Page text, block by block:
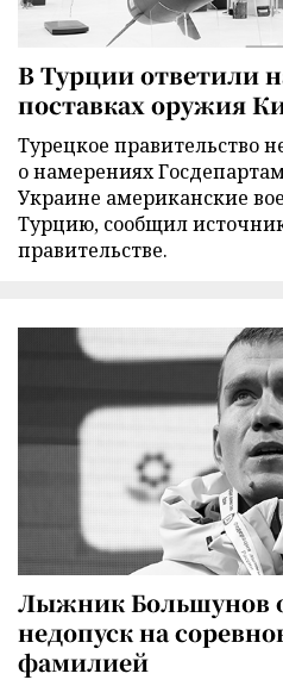
В Турции ответили
поставках оружия
Турецкое правительство
о намерениях
Украине американские
Турцию, сообщил
правительстве.
Лыжник Большунов
недопуск на
фамилией